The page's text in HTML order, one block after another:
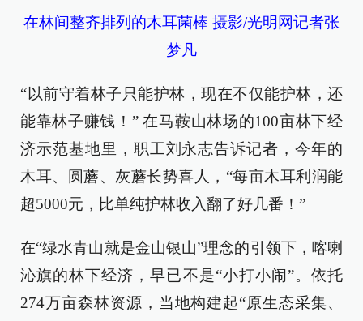
在林间整齐排列的木耳菌棒 摄影/光明网记者张
梦凡
“以前守着林子只能护林，现在不仅能护林，还
能靠林子赚钱！” 在马鞍山林场的100亩林下经
济示范基地里，职工刘永志告诉记者，今年的
木耳、圆蘑、灰蘑长势喜人，“每亩木耳利润能
超5000元，比单纯护林收入翻了好几番！”
在“绿水青山就是金山银山”理念的引领下，喀喇
沁旗的林下经济，早已不是“小打小闹”。依托
274万亩森林资源，当地构建起“原生态采集、